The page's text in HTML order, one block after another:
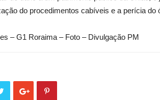
do procedimentos cabíveis e a perícia do
– G1 Roraima – Foto – Divulgação PM